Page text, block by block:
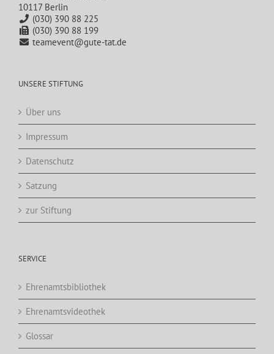
10117 Berlin
(030) 390 88 225
(030) 390 88 199
teamevent@gute-tat.de
UNSERE STIFTUNG
Über uns
Impressum
Datenschutz
Satzung
zur Stiftung
SERVICE
Ehrenamtsbibliothek
Ehrenamtsvideothek
Glossar